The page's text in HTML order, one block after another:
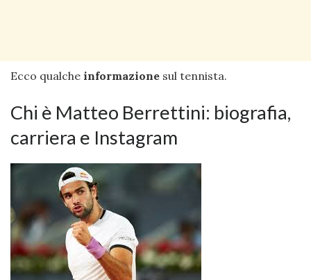
Ecco qualche informazione sul tennista.
Chi è Matteo Berrettini: biografia,
carriera e Instagram